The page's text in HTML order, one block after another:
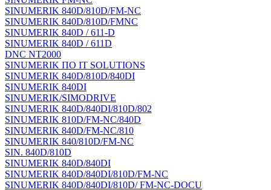
SINUMERIK 840D/810D/FM-NC
SINUMERIK 840D/810D/FMNC
SINUMERIK 840D / 611-D
SINUMERIK 840D / 611D
DNC NT2000
SINUMERIK ПО IT SOLUTIONS
SINUMERIK 840D/810D/840DI
SINUMERIK 840DI
SINUMERIK/SIMODRIVE
SINUMERIK 840D/840DI/810D/802
SINUMERIK 810D/FM-NC/840D
SINUMERIK 840D/FM-NC/810
SINUMERIK 840/810D/FM-NC
SIN. 840D/810D
SINUMERIK 840D/840DI
SINUMERIK 840D/840DI/810D/FM-NC
SINUMERIK 840D/840DI/810D/ FM-NC-DOCU